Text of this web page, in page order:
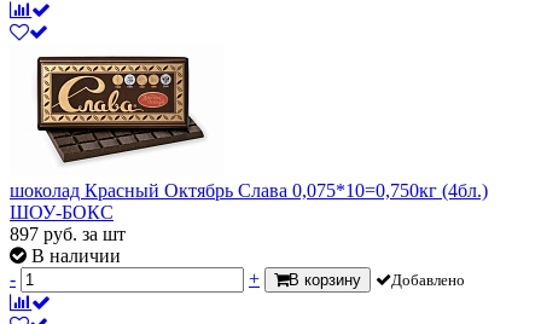
шоколад Красный Октябрь Слава 0,075*10=0,750кг (4бл.)
ШОУ-БОКС
897 руб. за шт
В наличии
-
+ В корзину Добавлено